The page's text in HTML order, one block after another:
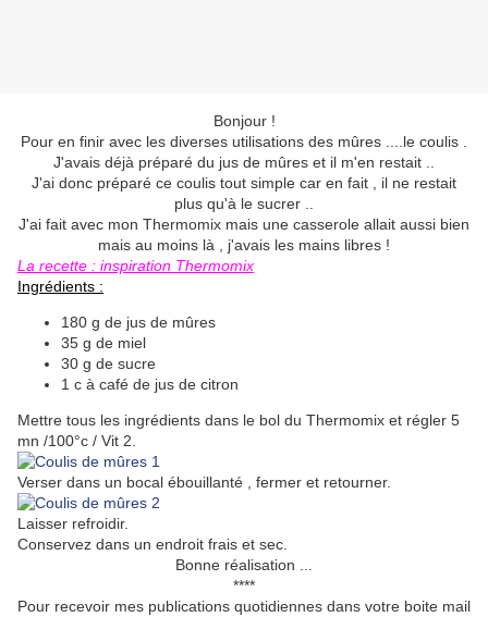
Bonjour !
Pour en finir avec les diverses utilisations des mûres ....le coulis .
J'avais déjà préparé du jus de mûres et il m'en restait ..
J'ai donc préparé ce coulis tout simple car en fait , il ne restait
plus qu'à le sucrer ..
J'ai fait avec mon Thermomix mais une casserole allait aussi bien
mais au moins là , j'avais les mains libres !
La recette : inspiration Thermomix
Ingrédients :
180 g de jus de mûres
35 g de miel
30 g de sucre
1 c à café de jus de citron
Mettre tous les ingrédients dans le bol du Thermomix et régler 5
mn /100°c / Vit 2.
Verser dans un bocal ébouillanté , fermer et retourner.
Laisser refroidir.
Conservez dans un endroit frais et sec.
Bonne réalisation ...
****
Pour recevoir mes publications quotidiennes dans votre boite mail